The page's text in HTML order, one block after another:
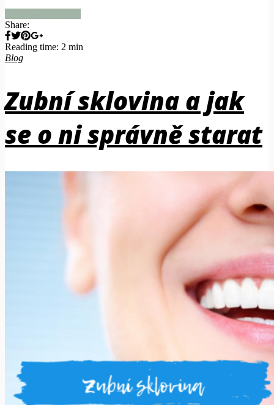
Share:
Reading time: 2 min
Blog
Zubní sklovina a jak
se o ni správně starat